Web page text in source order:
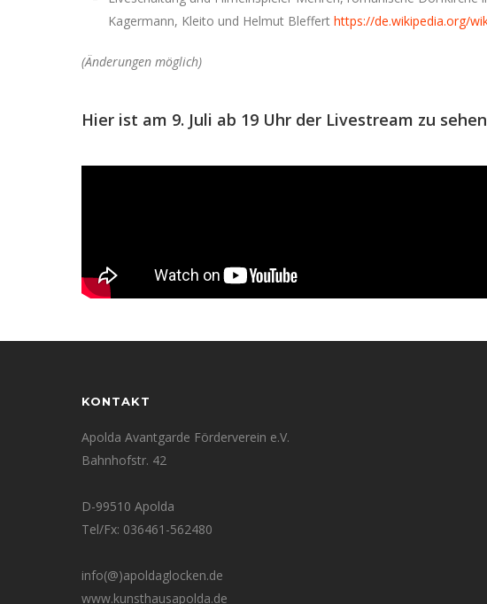
Kagermann, Kleito und Helmut Bleffert https://de.wikipedia.org/
(Änderungen möglich)
Hier ist am 9. Juli ab 19 Uhr der Livestream zu
KONTAKT
Apolda Avantgarde Förderverein e.V.
Bahnhofstr. 42
D-99510 Apolda
Tel/Fx: 036461-562480
info(@)apoldaglocken.de
www.kunsthausapolda.de